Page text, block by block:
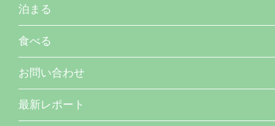
泊まる
食べる
お問い合わせ
最新レポート